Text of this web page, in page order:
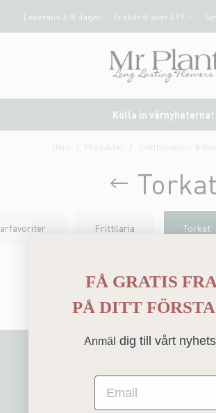
Leverans 3-8 dagar Fraktfritt över 499 :-
Kolla in vårnyheterna!
Hem Produkter Snittblommor &
Torkat
Frittilaria Torkat
Sign me up!
FÅ GRATIS
PÅ DITT
Anmäl dig till vårt
Email